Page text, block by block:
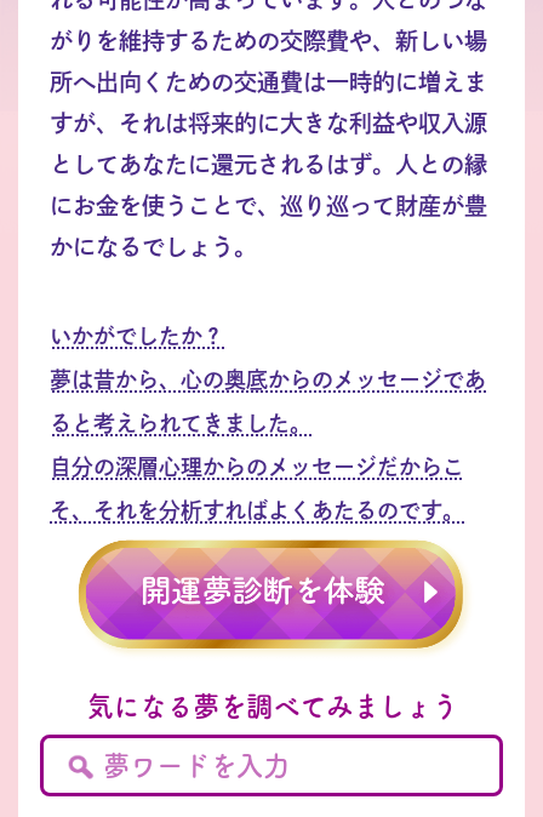
がりを維持するための交際費や、新しい場
所へ出向くための交通費は一時的に増えま
すが、それは将来的に大きな利益や収入源
としてあなたに還元されるはず。人との縁
にお金を使うことで、巡り巡って財産が豊
かになるでしょう。
いかがでしたか？
夢は昔から、心の奥底からのメッセージであ
ると考えられてきました。
自分の深層心理からのメッセージだからこ
そ、それを分析すればよくあたるのです。
気になる夢を調べてみましょう